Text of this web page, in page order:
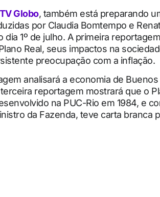
TV Globo, também está preparando
por Claudia Bomtempo e
dia 1º de julho. A primeira
Real, seus impactos na
preocupação com a inflação.
analisará a economia de
reportagem mostrará que o
na PUC-Rio em 1984, e
da Fazenda, teve carta branca